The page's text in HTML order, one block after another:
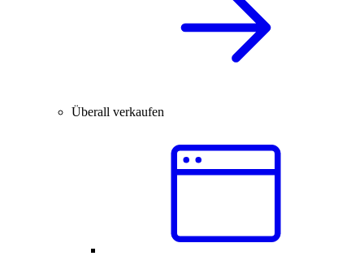
Überall verkaufen